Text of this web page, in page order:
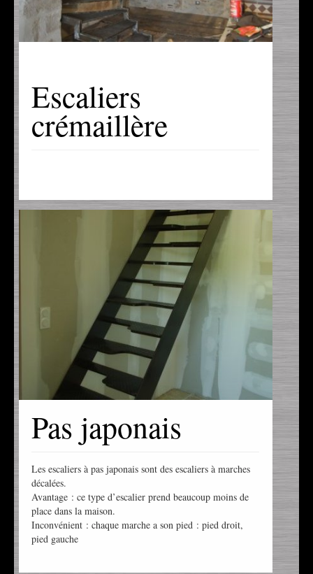
Escaliers
crémaillère
Pas japonais
Les escaliers à pas japonais sont des escaliers à marches
décalées.
Avantage : ce type d’escalier prend beaucoup moins de
place dans la maison.
Inconvénient : chaque marche a son pied : pied droit,
pied gauche